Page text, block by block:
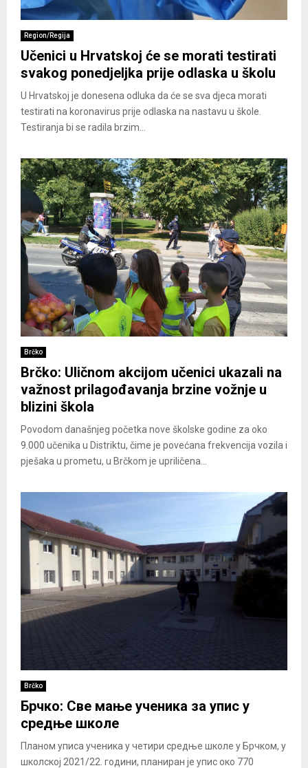
Region/Regija
Učenici u Hrvatskoj će se morati testirati
svakog ponedjeljka prije odlaska u školu
U Hrvatskoj je donesena odluka da će se sva djeca morati
testirati na koronavirus prije odlaska na nastavu u škole.
Testiranja bi se radila brzim...
Brčko
Brčko: Uličnom akcijom učenici ukazali na
važnost prilagođavanja brzine vožnje u
blizini škola
Povodom današnjeg početka nove školske godine za oko
9.000 učenika u Distriktu, čime je povećana frekvencija vozila i
pješaka u prometu, u Brčkom je upriličena...
Brčko
Брчко: Све мање ученика за упис у
средње школе
Планом уписа ученика у четири средње школе у Брчком, у
школској 2021/22. години, планиран је упис око 770